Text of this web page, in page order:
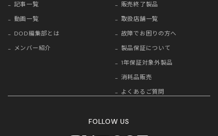
記事一覧
動画一覧
DOD編集部とは
メンバー紹介
販売終了製品
取扱店舗一覧
故障でお困りの方へ
製品保証について
1年保証対象外製品
消耗品販売
よくあるご質問
FOLLOW US